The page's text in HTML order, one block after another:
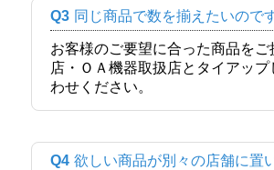
Q3 同じ商品で数を揃えたいので
お客様のご要望に合った商品を
店・ＯＡ機器取扱店とタイアッ
わせください。
Q4 欲しい商品が別々の店舗に置